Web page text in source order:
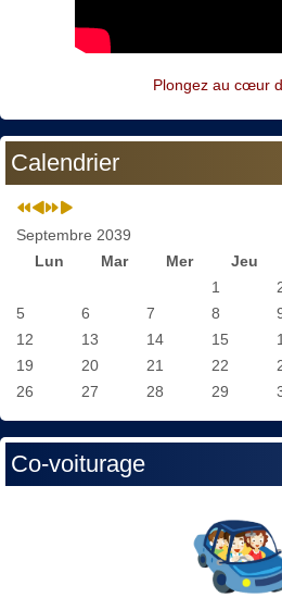
Plongez au cœur
Calendrier
Septembre 2039
Lun
Mar Mer Jeu
1
5
6 7 8
12
13 14 15
19
20 21 22
26
27 28 29
Co-voiturage